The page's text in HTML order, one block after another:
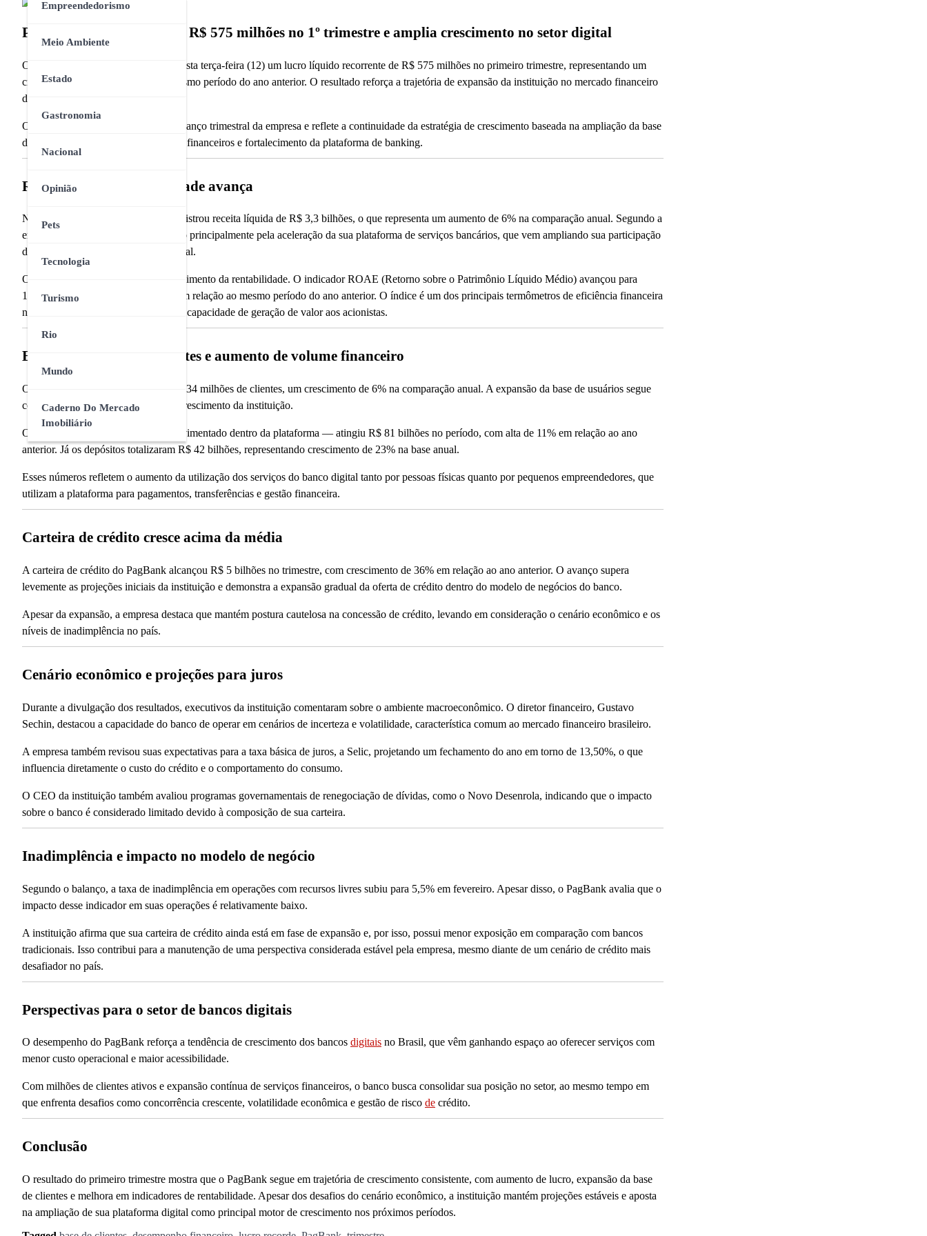
Empreendedorismo
Meio Ambiente
Estado
Gastronomia
Nacional
Opinião
Pets
Tecnologia
Turismo
Rio
Mundo
Caderno Do Mercado
Imobiliário
PagBank registra lucro de R$ 575 milhões no 1º trimestre e amplia crescimento no setor digital
O banco digital PagBank divulgou nesta terça-feira (12) um lucro líquido recorrente de R$ 575 milhões no primeiro trimestre, representando um
crescimento de 4% em relação ao mesmo período do ano anterior. O resultado reforça a trajetória de expansão da instituição no mercado financeiro
digital brasileiro.
O desempenho foi apresentado no balanço trimestral da empresa e reflete a continuidade da estratégia de crescimento baseada na ampliação da base
de clientes, diversificação de serviços financeiros e fortalecimento da plataforma de banking.
Receita cresce e rentabilidade avança
No período analisado, o PagBank registrou receita líquida de R$ 3,3 bilhões, o que representa um aumento de 6% na comparação anual. Segundo a
empresa, o resultado foi impulsionado principalmente pela aceleração da sua plataforma de serviços bancários, que vem ampliando sua participação
dentro do ecossistema financeiro digital.
Outro destaque do balanço foi o crescimento da rentabilidade. O indicador ROAE (Retorno sobre o Patrimônio Líquido Médio) avançou para
15,8%, com alta de 80 pontos-base em relação ao mesmo período do ano anterior. O índice é um dos principais termômetros de eficiência financeira
no setor bancário e indica melhora na capacidade de geração de valor aos acionistas.
Expansão da base de clientes e aumento de volume financeiro
O PagBank encerrou o trimestre com 34 milhões de clientes, um crescimento de 6% na comparação anual. A expansão da base de usuários segue
como um dos principais motores de crescimento da instituição.
O volume de cash-in — dinheiro movimentado dentro da plataforma — atingiu R$ 81 bilhões no período, com alta de 11% em relação ao ano
anterior. Já os depósitos totalizaram R$ 42 bilhões, representando crescimento de 23% na base anual.
Esses números refletem o aumento da utilização dos serviços do banco digital tanto por pessoas físicas quanto por pequenos empreendedores, que
utilizam a plataforma para pagamentos, transferências e gestão financeira.
Carteira de crédito cresce acima da média
A carteira de crédito do PagBank alcançou R$ 5 bilhões no trimestre, com crescimento de 36% em relação ao ano anterior. O avanço supera
levemente as projeções iniciais da instituição e demonstra a expansão gradual da oferta de crédito dentro do modelo de negócios do banco.
Apesar da expansão, a empresa destaca que mantém postura cautelosa na concessão de crédito, levando em consideração o cenário econômico e os
níveis de inadimplência no país.
Cenário econômico e projeções para juros
Durante a divulgação dos resultados, executivos da instituição comentaram sobre o ambiente macroeconômico. O diretor financeiro, Gustavo
Sechin, destacou a capacidade do banco de operar em cenários de incerteza e volatilidade, característica comum ao mercado financeiro brasileiro.
A empresa também revisou suas expectativas para a taxa básica de juros, a Selic, projetando um fechamento do ano em torno de 13,50%, o que
influencia diretamente o custo do crédito e o comportamento do consumo.
O CEO da instituição também avaliou programas governamentais de renegociação de dívidas, como o Novo Desenrola, indicando que o impacto
sobre o banco é considerado limitado devido à composição de sua carteira.
Inadimplência e impacto no modelo de negócio
Segundo o balanço, a taxa de inadimplência em operações com recursos livres subiu para 5,5% em fevereiro. Apesar disso, o PagBank avalia que o
impacto desse indicador em suas operações é relativamente baixo.
A instituição afirma que sua carteira de crédito ainda está em fase de expansão e, por isso, possui menor exposição em comparação com bancos
tradicionais. Isso contribui para a manutenção de uma perspectiva considerada estável pela empresa, mesmo diante de um cenário de crédito mais
desafiador no país.
Perspectivas para o setor de bancos digitais
O desempenho do PagBank reforça a tendência de crescimento dos bancos digitais no Brasil, que vêm ganhando espaço ao oferecer serviços com
menor custo operacional e maior acessibilidade.
Com milhões de clientes ativos e expansão contínua de serviços financeiros, o banco busca consolidar sua posição no setor, ao mesmo tempo em
que enfrenta desafios como concorrência crescente, volatilidade econômica e gestão de risco de crédito.
Conclusão
O resultado do primeiro trimestre mostra que o PagBank segue em trajetória de crescimento consistente, com aumento de lucro, expansão da base
de clientes e melhora em indicadores de rentabilidade. Apesar dos desafios do cenário econômico, a instituição mantém projeções estáveis e aposta
na ampliação de sua plataforma digital como principal motor de crescimento nos próximos períodos.